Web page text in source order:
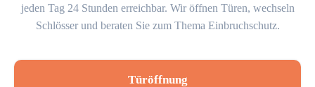
jeden Tag 24 Stunden erreichbar. Wir öffnen Türen, wechseln
Schlösser und beraten Sie zum Thema Einbruchschutz.
Türöffnung